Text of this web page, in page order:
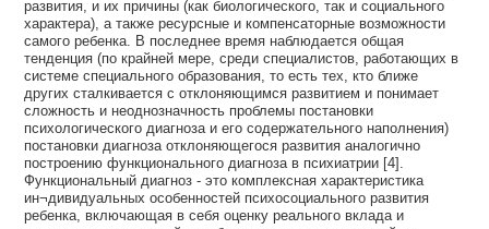
развития, и их причины (как биологического, так и социального
характера), а также ресурсные и компенсаторные возможности
самого ребенка. В последнее время наблюдается общая
тенденция (по крайней мере, среди специалистов, работающих в
системе специального образования, то есть тех, кто ближе
других сталкивается с отклоняющимся развитием и понимает
сложность и неоднозначность проблемы постановки
психологического диагноза и его содержательного наполнения)
постановки диагноза отклоняющегося развития аналогично
построению функционального диагноза в психиатрии [4].
Функциональный диагноз - это комплексная характеристика
ин¬дивидуальных особенностей психосоциального развития
ребенка, включающая в себя оценку реального вклада и